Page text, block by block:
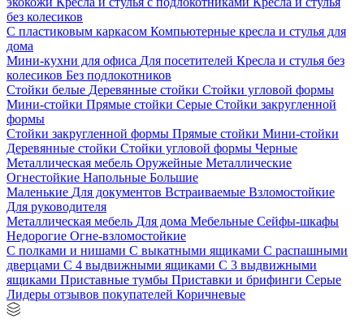
без колесиков
С пластиковым каркасом Компьютерные кресла и стулья для
дома
Мини-кухни для офиса Для посетителей Кресла и стулья без
колесиков Без подлокотников
Стойки белые Деревянные стойки Стойки угловой формы
Мини-стойки Прямые стойки Серые Стойки закругленной
формы
Стойки закругленной формы Прямые стойки Мини-стойки
Деревянные стойки Стойки угловой формы Черные
Металлическая мебель Оружейные Металлические
Огнестойкие Напольные Большие
Маленькие Для документов Встраиваемые Взломостойкие
Для руководителя
Металлическая мебель Для дома Мебельные Сейфы-шкафы
Недорогие Огне-взломостойкие
С полками и нишами С выкатными ящиками С распашными
дверцами С 4 выдвижными ящиками С 3 выдвижными
ящиками Приставные тумбы Приставки и брифинги Серые
Лидеры отзывов покупателей Коричневые